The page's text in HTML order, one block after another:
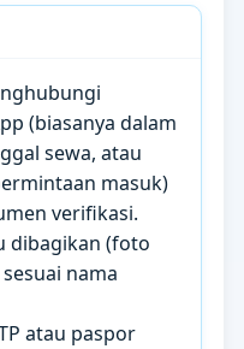
(biasanya dalam
sewa, atau
masuk)
verifikasi.
dibagikan (foto
nama
atau paspor